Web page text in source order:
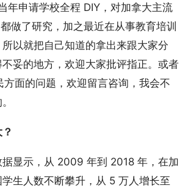
年申请学校全程 DIY，对加拿大主流
做了研究，加之最近在从事教育培训
以就把自己知道的拿出来跟大家分
妥的地方，欢迎大家批评指正。或者
方面的问题，欢迎留言咨询，我会不
据显示，从 2009 年到 2018 年，在加
生人数不断攀升，从 5 万人增长至